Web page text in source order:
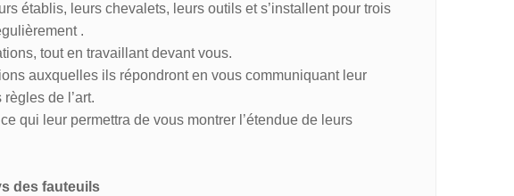
établis, leurs chevalets, leurs outils et s’installent pour trois
.
tout en travaillant devant vous.
auxquelles ils répondront en vous communiquant leur
de l’art.
qui leur permettra de vous montrer l’étendue de leurs
des fauteuils